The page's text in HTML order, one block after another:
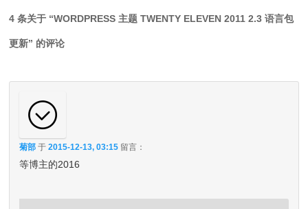
4 条关于 “WORDPRESS 主题 TWENTY ELEVEN 2011 2.3 语言包
更新” 的评论
菊部 于2015-12-13, 03:15 留言：
等博主的2016